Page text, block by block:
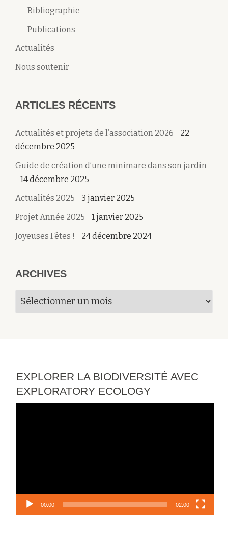
Bibliographie
Publications
Actualités
Nous soutenir
ARTICLES RÉCENTS
Actualités et projets de l’association 2026
22
décembre 2025
Guide de création d’une minimare dans son jardin
14 décembre 2025
Actualités 2025
3 janvier 2025
Projet Année 2025
1 janvier 2025
Joyeuses Fêtes !
24 décembre 2024
ARCHIVES
Archives
EXPLORER LA BIODIVERSITÉ AVEC
EXPLORATORY ECOLOGY
00:00 02:00